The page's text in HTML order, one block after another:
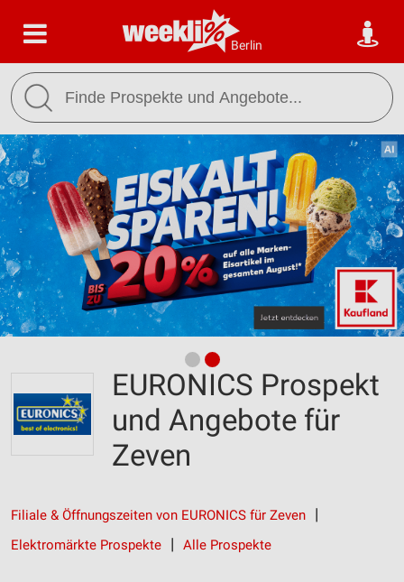
Berlin
EURONICS Prospekt
und Angebote für
Zeven
Filiale & Öffnungszeiten von EURONICS für Zeven
Elektromärkte Prospekte
Alle Prospekte